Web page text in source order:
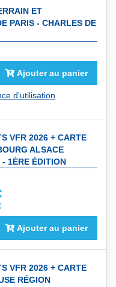
ET
PARIS - CHARLES DE
Ajouter au panier
d'utilisation
VFR 2026 + CARTE
ALSACE
1ÈRE ÉDITION
Ajouter au panier
VFR 2026 + CARTE
RÉGION